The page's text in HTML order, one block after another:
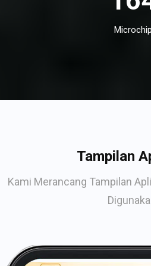
Microchip
Tampilan
Kami Merancang Tampilan